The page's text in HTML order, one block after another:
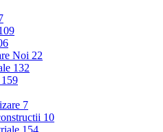
Noi 22
132
159
7
10
154